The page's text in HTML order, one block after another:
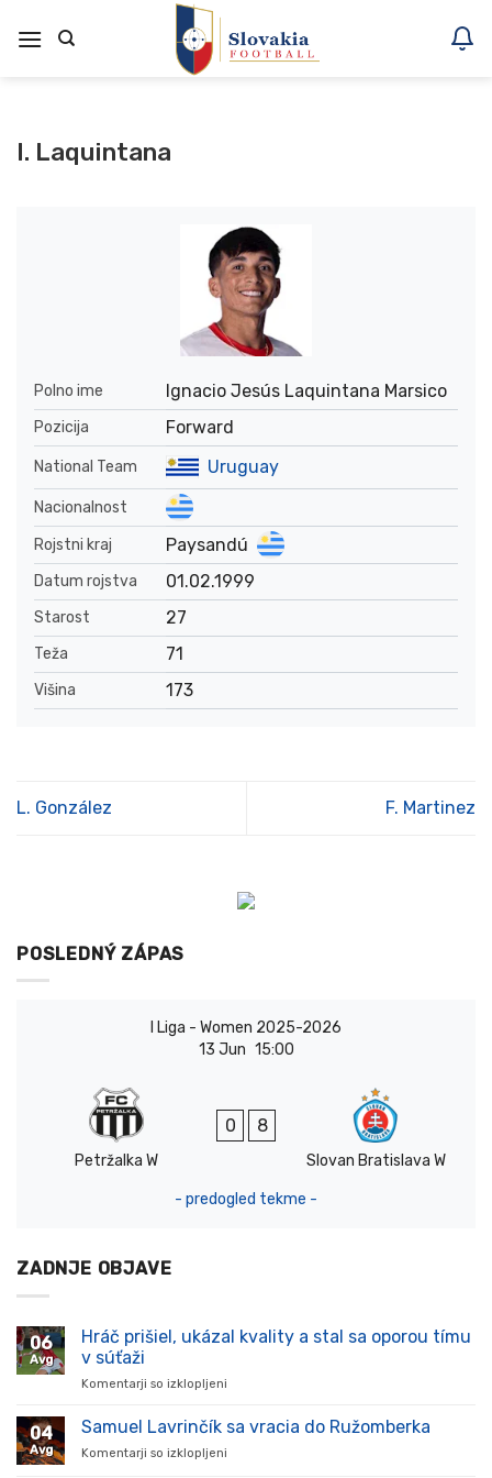
na
I. Laquintana
Polno ime Ignacio Jesús Laquintana Marsico
Pozicija Forward
National Team Uruguay
Nacionalnost
Rojstni kraj
Paysandú
Datum rojstva 01.02.1999
Starost 27
Teža 71
Višina 173
L. González F. Martinez
POSLEDNÝ ZÁPAS
I Liga - Women 2025-2026
13 Jun 15:00
Petržalka W
0 8
Slovan Bratislava W
- predogled tekme -
ZADNJE OBJAVE
06
Avg
Hráč prišiel, ukázal kvality a stal sa oporou tímu
v súťaži
Komentarji so izklopljeni
prišiel,
04
Avg
Samuel Lavrinčík sa vracia do Ružomberka
Komentarji so izklopljeni